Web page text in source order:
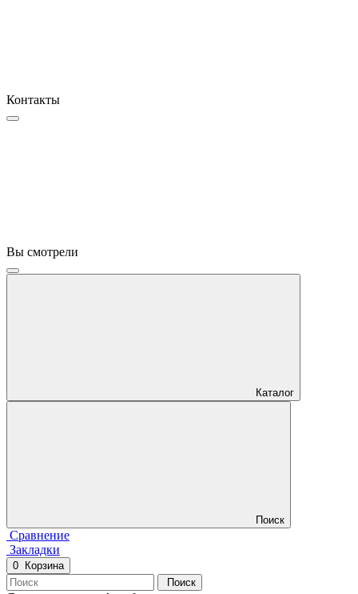
Контакты
Вы смотрели
Каталог
Поиск
Сравнение
Закладки
0
Корзина
Поиск